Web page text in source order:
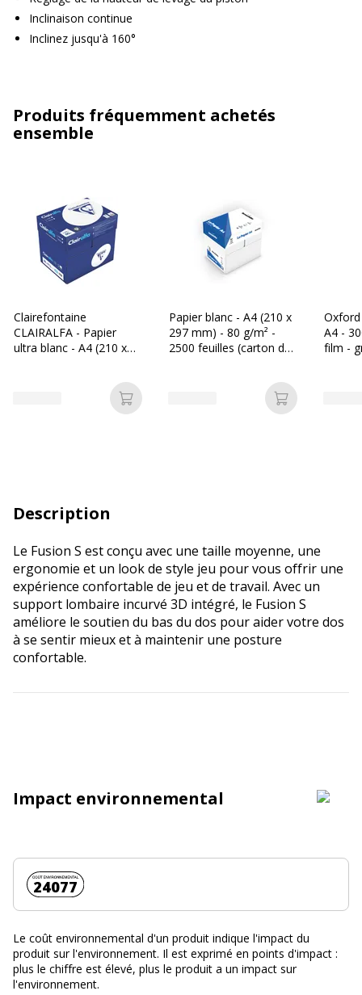
Inclinaison continue
Inclinez jusqu'à 160°
Produits fréquemment achetés
ensemble
Clairefontaine
CLAIRALFA - Papier
ultra blanc - A4 (210 x
Ajouter au panier
Papier blanc - A4 (210 x
297 mm) - 80 g/m² -
2500 feuilles (carton de
Ajouter au
A4 -
film -
Description
Le Fusion S est conçu avec une taille moyenne, une
ergonomie et un look de style jeu pour vous offrir une
expérience confortable de jeu et de travail. Avec un
support lombaire incurvé 3D intégré, le Fusion S
améliore le soutien du bas du dos pour aider votre dos
à se sentir mieux et à maintenir une posture
confortable.
Impact environnemental
Coût environnemental :
24077
Le coût environnemental d'un produit indique l'impact du
produit sur l'environnement. Il est exprimé en points d'impact :
plus le chiffre est élevé, plus le produit a un impact sur
l'environnement.